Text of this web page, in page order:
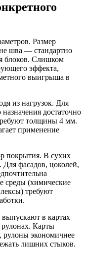
Размер
шва — стандартно
блоков. Слишком
эффекта,
выигрыша в
из нагрузок. Для
достаточно
толщины 4 мм.
применение
покрытия. В сухих
фасадов, цоколей,
среды (химические
требуют
в картах
Карты
рулоны экономичнее
лишних стыков.